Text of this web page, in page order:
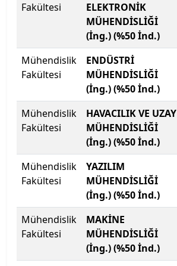
Gaziantep Üniversitesi
Gebze Teknik Üniversitesi
Giresun Üniversitesi
Girne Amerikan Üniversitesi
Girne Üniversitesi
Gümüşhane Üniversitesi
Hacettepe Üniversitesi
Hakkari Üniversitesi
Haliç Üniversitesi
Fakültesi
ELEKTRONİK
MÜHENDİSLİĞİ
(İng.) (%50 İnd.)
Mühendislik
Fakültesi
ENDÜSTRİ
MÜHENDİSLİĞİ
(İng.) (%50 İnd.)
Mühendislik
Fakültesi
HAVACILIK VE UZAY
MÜHENDİSLİĞİ
(İng.) (%50 İnd.)
Mühendislik
Fakültesi
YAZILIM
MÜHENDİSLİĞİ
(İng.) (%50 İnd.)
Mühendislik
Fakültesi
MAKİNE
MÜHENDİSLİĞİ
(İng.) (%50 İnd.)